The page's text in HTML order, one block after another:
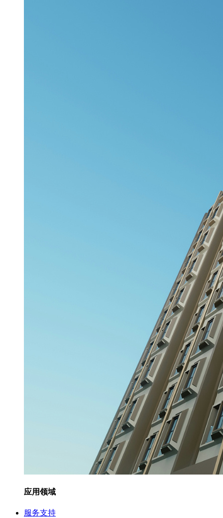
应用领域
服务支持